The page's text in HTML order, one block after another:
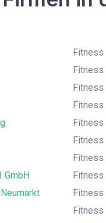
Fitness
Fitness
Fitness
Fitness
Fitness
Fitness
Fitness
GmbH
Fitness
Fitness
Fitness